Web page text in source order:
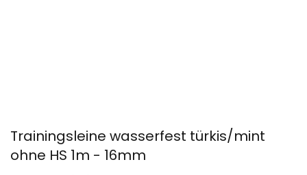
Trainingsleine wasserfest türkis/mint
ohne HS 1m - 16mm